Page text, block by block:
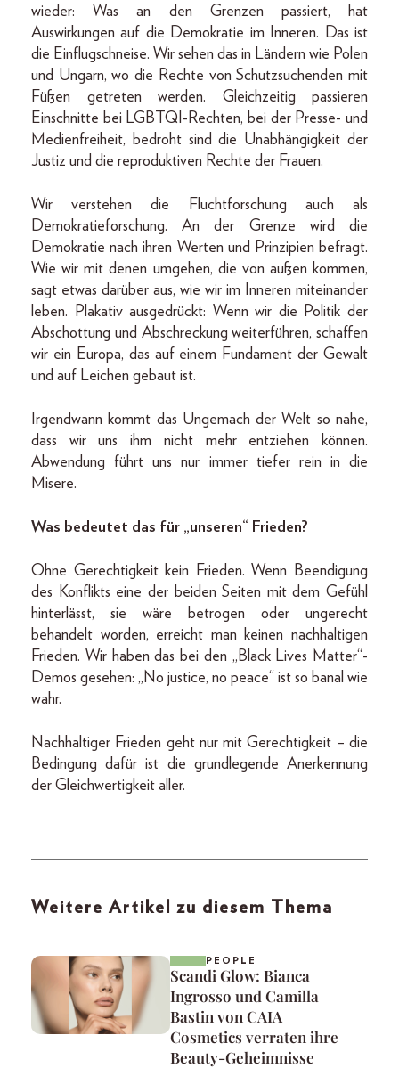
wieder: Was an den Grenzen passiert, hat
Auswirkungen auf die Demokratie im Inneren. Das ist
die Einflugschneise. Wir sehen das in Ländern wie Polen
und Ungarn, wo die Rechte von Schutzsuchenden mit
Füßen getreten werden. Gleichzeitig passieren
Einschnitte bei LGBTQI-Rechten, bei der Presse- und
Medienfreiheit, bedroht sind die Unabhängigkeit der
Justiz und die reproduktiven Rechte der Frauen.
Wir verstehen die Fluchtforschung auch als
Demokratieforschung. An der Grenze wird die
Demokratie nach ihren Werten und Prinzipien befragt.
Wie wir mit denen umgehen, die von außen kommen,
sagt etwas darüber aus, wie wir im Inneren miteinander
leben. Plakativ ausgedrückt: Wenn wir die Politik der
Abschottung und Abschreckung weiterführen, schaffen
wir ein Europa, das auf einem Fundament der Gewalt
und auf Leichen gebaut ist.
Irgendwann kommt das Ungemach der Welt so nahe,
dass wir uns ihm nicht mehr entziehen können.
Abwendung führt uns nur immer tiefer rein in die
Misere.
Was bedeutet das für „unseren“ Frieden?
Ohne Gerechtigkeit kein Frieden. Wenn Beendigung
des Konflikts eine der beiden Seiten mit dem Gefühl
hinterlässt, sie wäre betrogen oder ungerecht
behandelt worden, erreicht man keinen nachhaltigen
Frieden. Wir haben das bei den „Black Lives Matter“-
Demos gesehen: „No justice, no peace“ ist so banal wie
wahr.
Nachhaltiger Frieden geht nur mit Gerechtigkeit – die
Bedingung dafür ist die grundlegende Anerkennung
der Gleichwertigkeit aller.
Weitere Artikel zu diesem Thema
PEOPLE
Scandi Glow: Bianca
Ingrosso und Camilla
Bastin von CAIA
Cosmetics verraten ihre
Beauty-Geheimnisse